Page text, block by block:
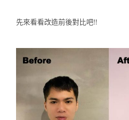
先來看看改造前後對比吧!!